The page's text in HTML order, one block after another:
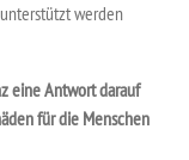
werden
eine Antwort darauf
für die Menschen